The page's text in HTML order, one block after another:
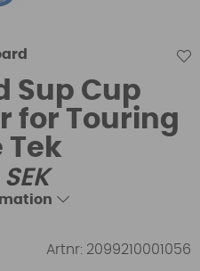
Sup Cup
for Touring
Tek
Artnr: 2099210001056